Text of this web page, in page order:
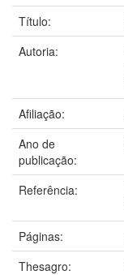
Título:
Autoria:
Afiliação:
Ano de
publicação:
Referência:
Páginas:
Thesagro: